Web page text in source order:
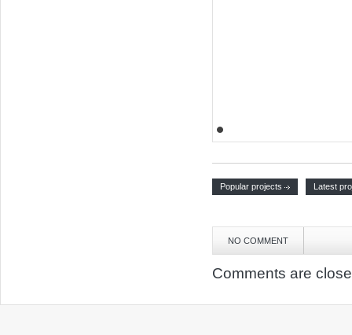
Popular projects Latest
NO COMMENT
Comments are